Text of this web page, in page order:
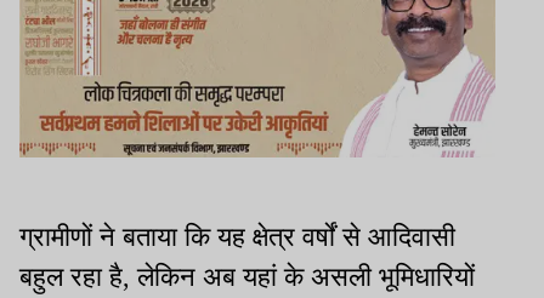
ग्रामीणों ने बताया कि यह क्षेत्र वर्षों से आदिवासी
बहुल रहा है,लेकिन अब यहां के असली भूमिधारियों